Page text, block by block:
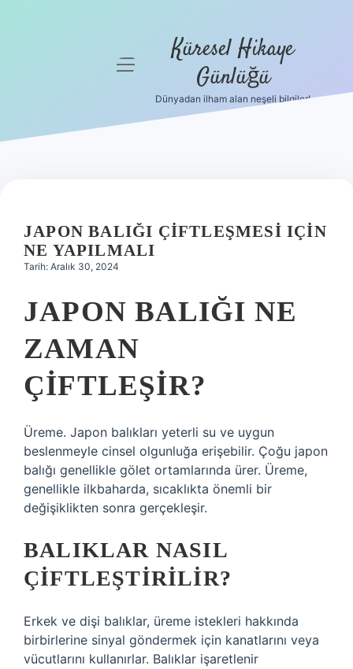
Hakkımızda
menüyü
Küresel Hikaye
Günlüğü
Dünyadan ilham alan neşeli bilgiler!
JAPON BALIĞI ÇIFTLEŞMESI IÇIN
NE YAPILMALI
Tarih: Aralık 30, 2024
JAPON BALIĞI NE
ZAMAN
ÇIFTLEŞIR?
Üreme. Japon balıkları yeterli su ve uygun
beslenmeyle cinsel olgunluğa erişebilir. Çoğu japon
balığı genellikle gölet ortamlarında ürer. Üreme,
genellikle ilkbaharda, sıcaklıkta önemli bir
değişiklikten sonra gerçekleşir.
BALIKLAR NASIL
ÇIFTLEŞTIRILIR?
Erkek ve dişi balıklar, üreme istekleri hakkında
birbirlerine sinyal göndermek için kanatlarını veya
vücutlarını kullanırlar. Balıklar işaretlenir